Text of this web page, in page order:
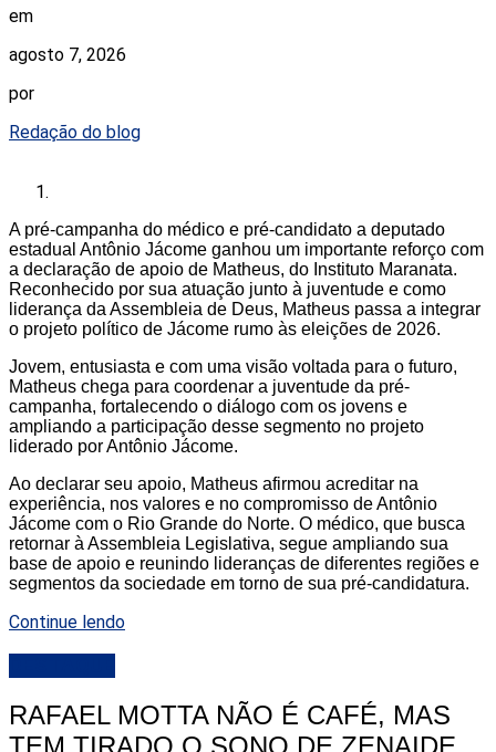
em
agosto 7, 2026
por
Redação do blog
A pré-campanha do médico e pré-candidato a deputado
estadual Antônio Jácome ganhou um importante reforço com
a declaração de apoio de Matheus, do Instituto Maranata.
Reconhecido por sua atuação junto à juventude e como
liderança da Assembleia de Deus, Matheus passa a integrar
o projeto político de Jácome rumo às eleições de 2026.
Jovem, entusiasta e com uma visão voltada para o futuro,
Matheus chega para coordenar a juventude da pré-
campanha, fortalecendo o diálogo com os jovens e
ampliando a participação desse segmento no projeto
liderado por Antônio Jácome.
Ao declarar seu apoio, Matheus afirmou acreditar na
experiência, nos valores e no compromisso de Antônio
Jácome com o Rio Grande do Norte. O médico, que busca
retornar à Assembleia Legislativa, segue ampliando sua
base de apoio e reunindo lideranças de diferentes regiões e
segmentos da sociedade em torno de sua pré-candidatura.
Continue lendo
RAFAEL MOTTA NÃO É CAFÉ, MAS
TEM TIRADO O SONO DE ZENAIDE